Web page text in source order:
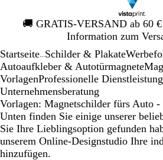
🚚 GRATIS-VERSAND ab 60
Information zum
Galeriebild
1
Startseite Schilder & Plakate
Autoaufkleber & Autotürmagnete
VorlagenProfessionelle
Unternehmensberatung
Vorlagen: Magnetschilder fürs Auto -
Unten finden Sie einige unserer
Sie Ihre Lieblingsoption gefunden
unserem Online-Designstudio Ihre
hinzufügen.